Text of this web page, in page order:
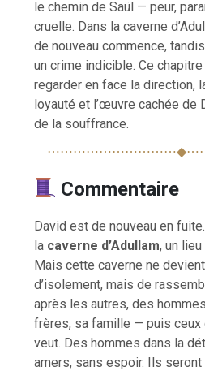
le chemin de Saül — peur,
cruelle. Dans la caverne
de nouveau commence,
un crime indicible. Ce
regarder en face la direction,
loyauté et l’œuvre cachée de
de la souffrance.
Commentaire
David est de nouveau en
la caverne d’Adullam, un
Mais cette caverne ne
d’isolement, mais de
après les autres, des
frères, sa famille — puis ceux
veut. Des hommes dans la
amers, sans espoir. Ils